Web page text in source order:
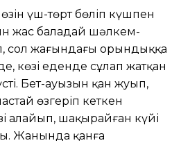
үш-төрт бөліп күшпен
жас баладай шәлкем-
сол жағындағы орындыққа
көзі еденде сұлап жатқан
Бет-ауызын қан жуып,
өзгеріп кеткен
алайып, шақырайған күйі
Жанында қанға